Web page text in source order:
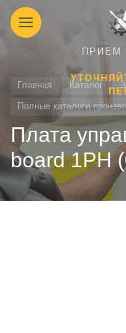
ПРИЕМ
Главная Каталог
Полные каталоги
Плата
board 1PH